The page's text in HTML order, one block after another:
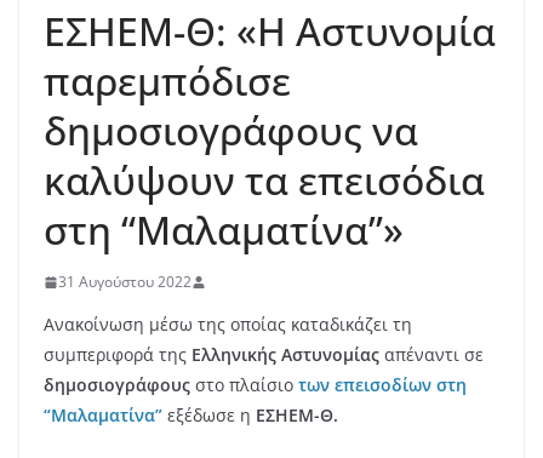
ΕΣΗΕΜ-Θ: «Η Αστυνομία
παρεμπόδισε
δημοσιογράφους να
καλύψουν τα επεισόδια
στη “Μαλαματίνα”»
31 Αυγούστου 2022
Ανακοίνωση μέσω της οποίας καταδικάζει τη
συμπεριφορά της Ελληνικής Αστυνομίας απέναντι σε
δημοσιογράφους στο πλαίσιο των επεισοδίων στη
“Μαλαματίνα” εξέδωσε η ΕΣΗΕΜ-Θ.